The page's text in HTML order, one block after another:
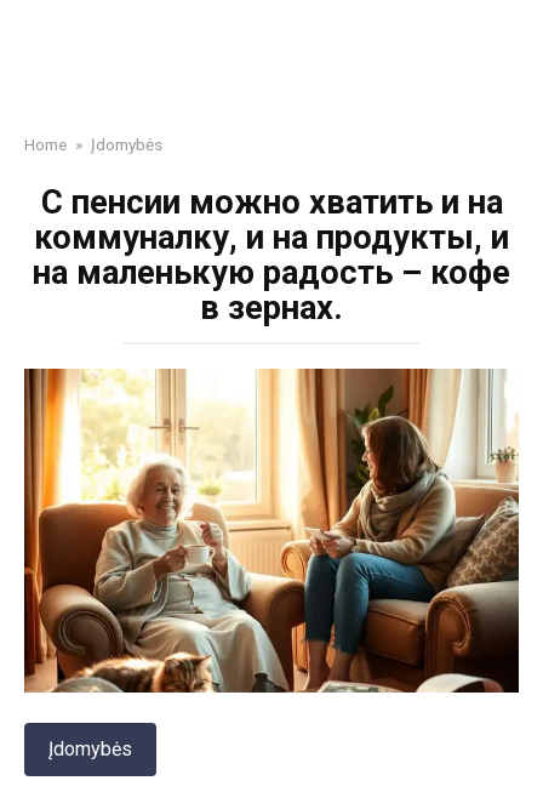
Home » Įdomybės
С пенсии можно хватить и на
коммуналку, и на продукты, и
на маленькую радость – кофе
в зернах.
Įdomybės